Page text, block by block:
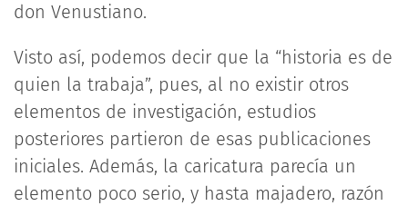
don Venustiano.
Visto así, podemos decir que la “historia es de
quien la trabaja”, pues, al no existir otros
elementos de investigación, estudios
posteriores partieron de esas publicaciones
iniciales. Además, la caricatura parecía un
elemento poco serio, y hasta majadero, razón